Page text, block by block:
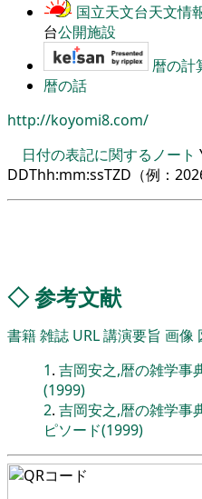
国立天文台天文情
台公開施設
暦の計
暦の話
http://koyomi8.com/
日付の表記に関するノート
DDThh:mm:ssTZD（例：
◇参考文献
書籍雑誌 URL講演要旨 画像
1. 吉岡安之,暦の雑学事
(1999)
2. 吉岡安之,暦の雑学事
ピソード(1999)